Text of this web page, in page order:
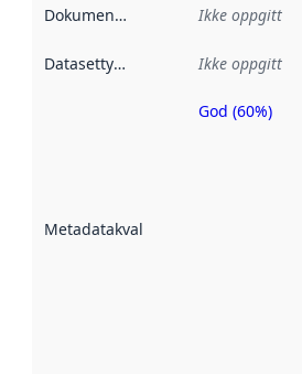
Dokumentasjon Ikke oppgitt
Datasettype Ikke oppgitt
Metadatakvalitet
Metadatakvalitet
God (60%)